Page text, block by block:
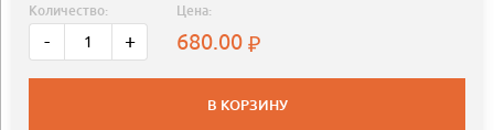
Количество:
- +
Цена:
680.00
В КОРЗИНУ